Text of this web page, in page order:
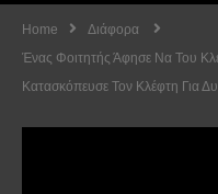
Home
Διάφορα
Ένας Φοιτητής Άφησε Να Του
Κατασκόπευσε Τον Κλέφτη Για